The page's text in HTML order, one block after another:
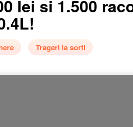
lei si 1.500
Trageri la sorti